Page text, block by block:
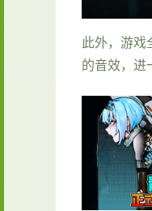
此外，游戏
的音效，进